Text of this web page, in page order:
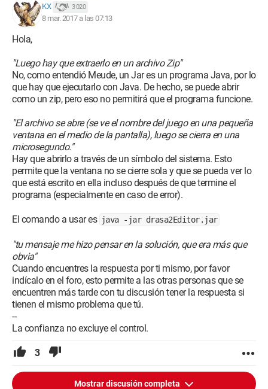
KX 3 020
8 mar. 2017 a las 07:13
Hola,
"Luego hay que extraerlo en un archivo Zip"
No, como entendió Meude, un Jar es un programa Java, por lo
que hay que ejecutarlo con Java. De hecho, se puede abrir
como un zip, pero eso no permitirá que el programa funcione.
"El archivo se abre (se ve el nombre del juego en una pequeña
ventana en el medio de la pantalla), luego se cierra en una
microsegundo."
Hay que abrirlo a través de un símbolo del sistema. Esto
permite que la ventana no se cierre sola y que se pueda ver lo
que está escrito en ella incluso después de que termine el
programa (especialmente en caso de error).
El comando a usar es java -jar drasa2Editor.jar
"tu mensaje me hizo pensar en la solución, que era más que
obvia"
Cuando encuentres la respuesta por ti mismo, por favor
indícalo en el foro, esto permite a las otras personas que se
encuentren más tarde con tu discusión tener la respuesta si
tienen el mismo problema que tú.
--
La confianza no excluye el control.
3
Mostrar discusión completa